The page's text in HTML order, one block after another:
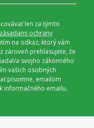
len za týmto
zásadami ochrany
na odkaz, ktorý vám
zároveň prehlasujete, že
a svojho zákonného
vašich osobných
písomne, emailom
informačného emailu.